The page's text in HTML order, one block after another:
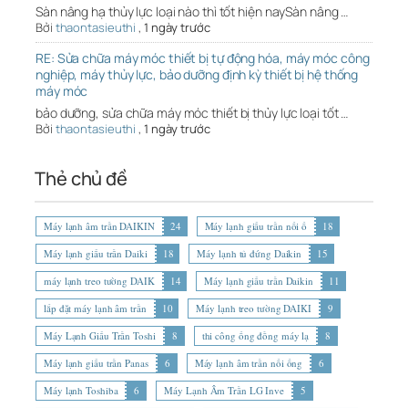
Sàn nâng hạ thủy lực loại nào thì tốt hiện naySàn nâng …
Bởi thaontasieuthi , 1 ngày trước
RE: Sửa chữa máy móc thiết bị tự động hóa, máy móc công
nghiệp, máy thủy lực, bảo dưỡng định kỳ thiết bị hệ thống
máy móc
bảo dưỡng, sửa chữa máy móc thiết bị thủy lực loại tốt …
Bởi thaontasieuthi , 1 ngày trước
Thẻ chủ đề
Máy lạnh âm trần DAIKIN 24 Máy lạnh giấu trần nối ố
18
Máy lạnh giấu trần Daiki
18 Máy lạnh tủ đứng Daikin
15
máy lạnh treo tường DAIK
14 Máy lạnh giấu trần Daikin
11
lắp đặt máy lạnh âm trần
10 Máy lạnh treo tường DAIKI
9
Máy Lạnh Giấu Trần Toshi
8 thi công ống đồng máy lạ
8
Máy lạnh giấu trần Panas
6 Máy lạnh âm trần nối ống
6
Máy lạnh Toshiba
6 Máy Lạnh Âm Trần LG Inve
5